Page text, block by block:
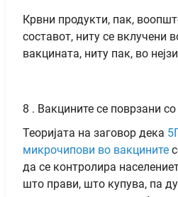
Крвни продукти, пак,
составот, ниту се вклучени
вакцината, ниту пак, во
8 . Вакцините се поврзани
Теоријата на заговор дека
микрочипови во вакцините
да се контролира
што прави, што купува, па